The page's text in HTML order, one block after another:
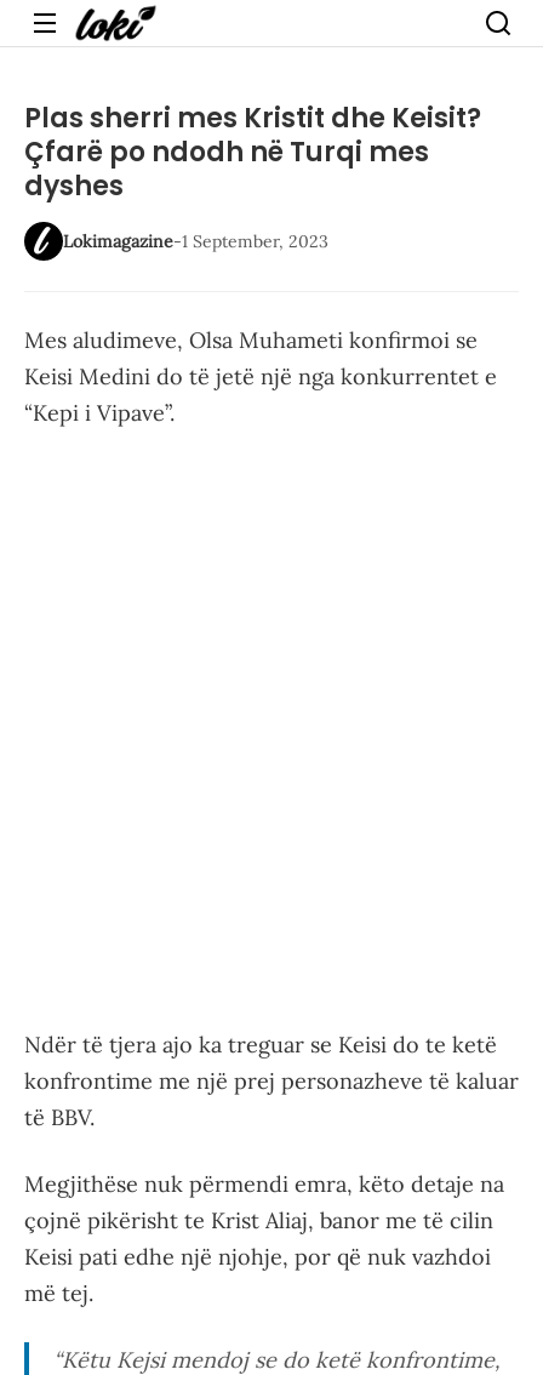
Menu
Plas sherri mes Kristit dhe Keisit?
Çfarë po ndodh në Turqi mes
dyshes
Lokimagazine-1 September, 2023
Mes aludimeve, Olsa Muhameti konfirmoi se
Keisi Medini do të jetë një nga konkurrentet e
“Kepi i Vipave”.
Ndër të tjera ajo ka treguar se Keisi do te ketë
konfrontime me një prej personazheve të kaluar
të BBV.
Megjithëse nuk përmendi emra, këto detaje na
çojnë pikërisht te Krist Aliaj, banor me të cilin
Keisi pati edhe një njohje, por që nuk vazhdoi
më tej.
“Këtu Kejsi mendoj se do ketë konfrontime,